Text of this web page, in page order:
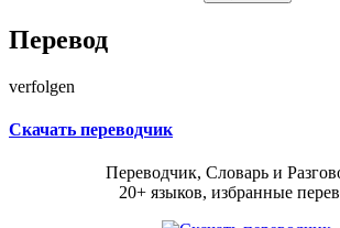
Перевод
verfolgen
Скачать переводчик
Переводчик, Словарь и
20+ языков, избранные